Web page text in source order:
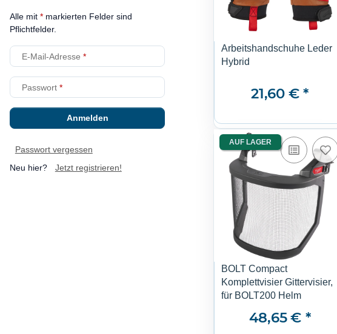
Arbeitshandschuhe Leder
Hybrid
21,60 €*
AUF LAGER
BOLT Compact
Komplettvisier Gittervisier,
für BOLT200 Helm
48,65 € *
Alle mit * markierten Felder sind
Pflichtfelder.
E-Mail-Adresse
Passwort
Anmelden
Passwort vergessen
Neu hier?
Jetzt registrieren!